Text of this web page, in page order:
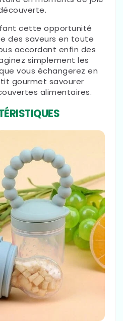
cette opportunité
des saveurs en toute
accordant enfin des
simplement les
vous échangerez en
gourmet savourer
alimentaires.